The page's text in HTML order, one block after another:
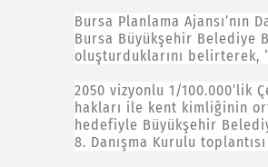
Bursa Planlama
Bursa Büyükşehir Belediye
oluşturduklarını belirterek,
2050 vizyonlu 1/100.000’lik
hakları ile kent kimliğinin
hedefiyle Büyükşehir
8. Danışma Kurulu